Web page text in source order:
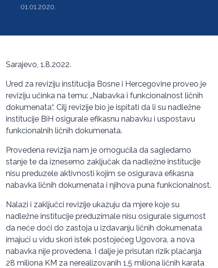
01.01.2020.
Sarajevo, 1.8.2022.
Ured za reviziju institucija Bosne i Hercegovine proveo je
reviziju učinka na temu: „Nabavka i funkcionalnost ličnih
dokumenata“. Cilj revizije bio je ispitati da li su nadležne
institucije BiH osigurale efikasnu nabavku i uspostavu
funkcionalnih ličnih dokumenata.
Provedena revizija nam je omogućila da sagledamo
stanje te da iznesemo zaključak da nadležne institucije
nisu preduzele aktivnosti kojim se osigurava efikasna
nabavka ličnih dokumenata i njihova puna funkcionalnost.
Nalazi i zaključci revizije ukazuju da mjere koje su
nadležne institucije preduzimale nisu osigurale sigurnost
da neće doći do zastoja u izdavanju ličnih dokumenata
imajući u vidu skori istek postojećeg Ugovora, a nova
nabavka nije provedena. I dalje je prisutan rizik plaćanja
28 miliona KM za nerealizovanih 1,5 miliona ličnih karata